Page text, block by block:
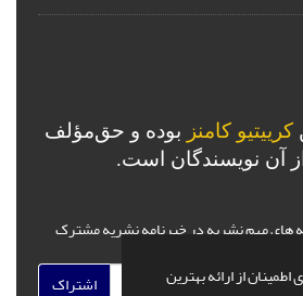
از ارائه بهترین
کرییتیو کامنز بوده و حق‌مؤلف
آن نویسندگان است.
های مهم نشریه در خبرنامه نشریه مشترک
اشتراک